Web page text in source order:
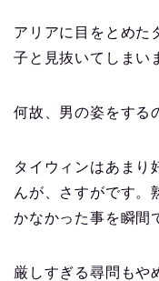
アリアに目をとめた
子と見抜いてしまい
何故、男の姿をする
タイウィンはあまり
んが、さすがです。
かなかった事を瞬間
厳しすぎる尋問もや